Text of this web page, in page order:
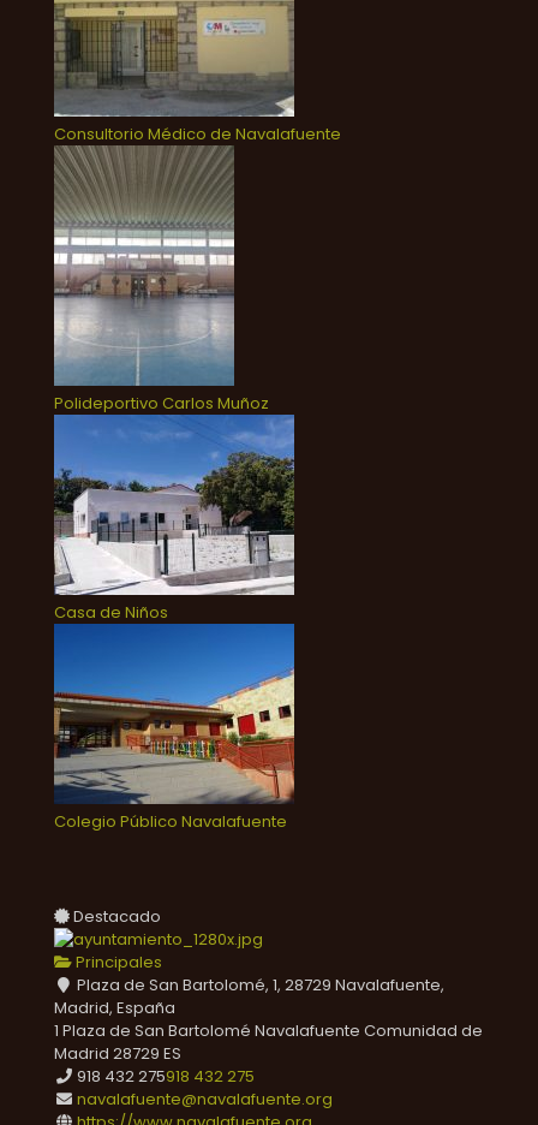
Consultorio Médico de Navalafuente
Polideportivo Carlos Muñoz
Casa de Niños
Colegio Público Navalafuente
Destacado
Principales
Plaza de San Bartolomé, 1, 28729 Navalafuente,
Madrid, España
1 Plaza de San Bartolomé Navalafuente Comunidad de
Madrid 28729 ES
918 432 275918 432 275
navalafuente@navalafuente.org